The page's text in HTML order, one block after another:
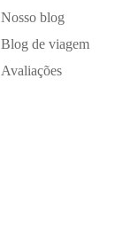
Nosso blog
Blog de viagem
Avaliações